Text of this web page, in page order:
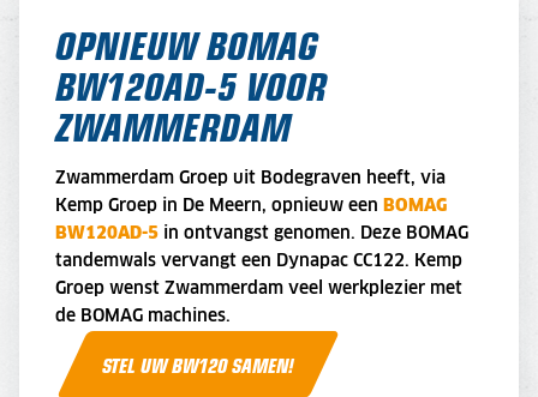
OPNIEUW BOMAG
BW120AD-5 VOOR
ZWAMMERDAM
Zwammerdam Groep uit Bodegraven heeft, via
Kemp Groep in De Meern, opnieuw een BOMAG
BW120AD-5 in ontvangst genomen. Deze BOMAG
tandemwals vervangt een Dynapac CC122. Kemp
Groep wenst Zwammerdam veel werkplezier met
de BOMAG machines.
STEL UW BW120 SAMEN!